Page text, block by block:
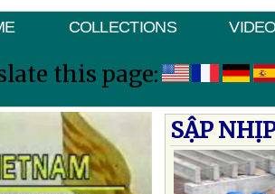
COLLECTIONS
this page:
SẬP